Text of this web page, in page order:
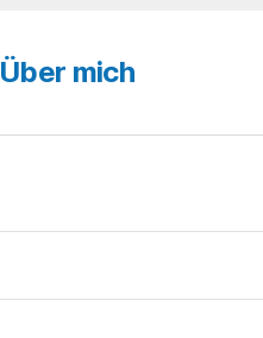
Über mich